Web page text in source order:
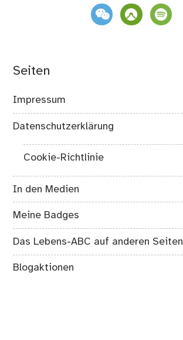
weixin komootspotify
Seiten
Impressum
Datenschutzerklärung
Cookie-Richtlinie
In den Medien
Meine Badges
Das Lebens-ABC auf anderen Seiten
Blogaktionen